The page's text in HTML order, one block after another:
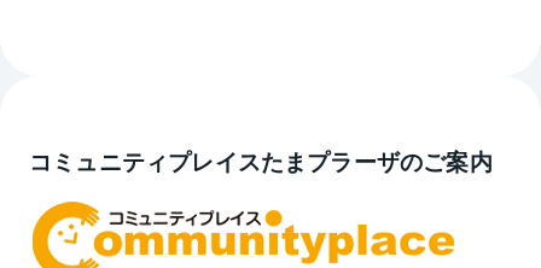
コミュニティプレイスたまプラーザのご案内